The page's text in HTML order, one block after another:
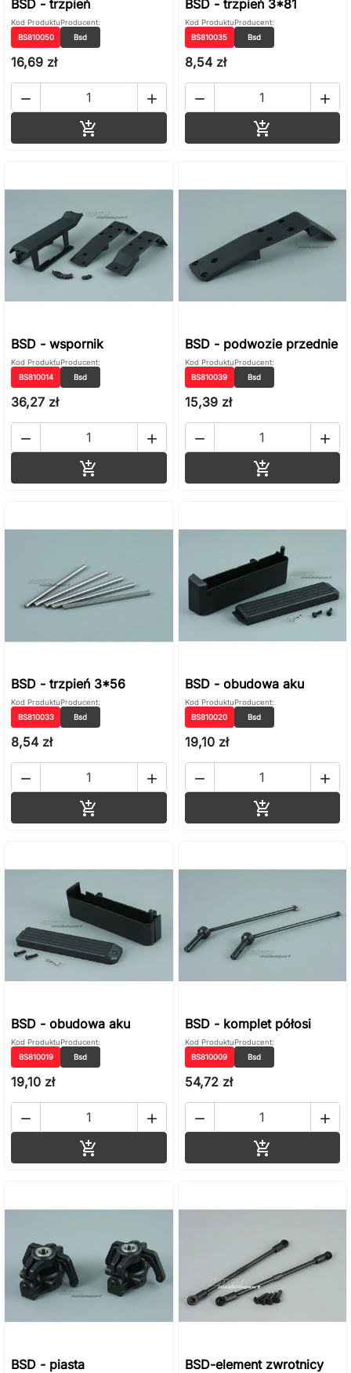
BSD - trzpień
Kod Produktu
BS810050
Producent:
Bsd
16,69 zł
 

BSD - trzpień 3*81
Kod Produktu
BS810035
Producent:
Bsd
8,54 zł
 

BSD - wspornik
Kod Produktu
BS810014
Producent:
Bsd
36,27 zł
 

BSD - podwozie przednie
Kod Produktu
BS810039
Producent:
Bsd
15,39 zł
 

BSD - trzpień 3*56
Kod Produktu
BS810033
Producent:
Bsd
8,54 zł
 

BSD - obudowa aku
Kod Produktu
BS810020
Producent:
Bsd
19,10 zł
 

BSD - obudowa aku
Kod Produktu
BS810019
Producent:
Bsd
19,10 zł
 

BSD - komplet półosi
Kod Produktu
BS810009
Producent:
Bsd
54,72 zł
 

BSD - piasta BSD-element zwrotnicy